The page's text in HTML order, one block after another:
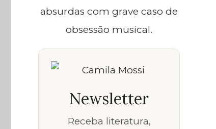
absurdas com grave caso de
obsessão musical.
Newsletter
Receba literatura,